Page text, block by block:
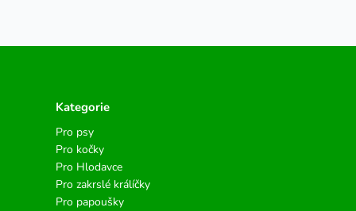
Kategorie
Pro psy
Pro kočky
Pro Hlodavce
Pro zakrslé králíčky
Pro papoušky